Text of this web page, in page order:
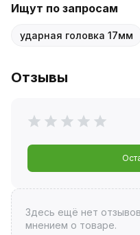
Ищут по запросам
ударная головка 17мм
Отзывы
Здесь ещё нет
мнением о товаре.